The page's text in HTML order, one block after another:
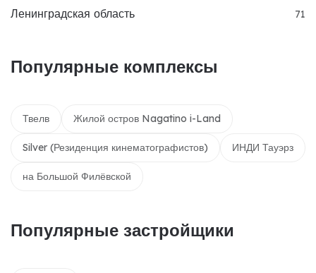
Ленинградская область 71
Популярные комплексы
Твелв Жилой остров Nagatino i-Land
Silver (Резиденция кинематографистов) ИНДИ Тауэрз
на Большой Филёвской
Популярные застройщики